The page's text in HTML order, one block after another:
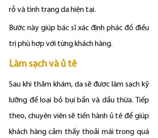
rỗ và tình trạng da hiện tại.
Bước này giúp bác sĩ xác định phác đồ điều
trị phù hợp với từng khách hàng.
Làm sạch và ủ tê
Sau khi thăm khám, da sẽ được làm sạch kỹ
lưỡng để loại bỏ bụi bẩn và dầu thừa. Tiếp
theo, chuyên viên sẽ tiến hành ủ tê để giúp
khách hàng cảm thấy thoải mái trong quá